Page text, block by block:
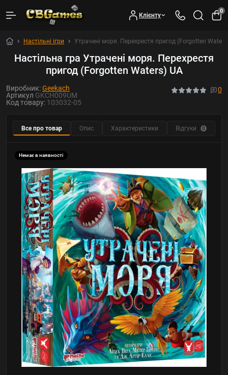
Клієнту
0
Настільні ігри Утрачені моря. Перехрестя пригод (Forgotten
Настільна гра Утрачені моря. Перехрестя
пригод (Forgotten Waters) UA
Виробник:Geekach
Артикул GKCH009UM
Код товару: 103032-05
0
Все про товар Опис Характеристики Відгуки 0
Немає в наявності